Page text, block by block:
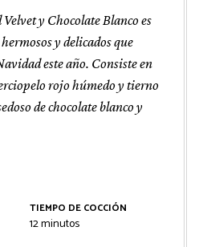
Velvet y Chocolate Blanco es
y delicados que
este año. Consiste en
rojo húmedo y tierno
de chocolate blanco y
TIEMPO DE COCCIÓN
12minutos
minutos